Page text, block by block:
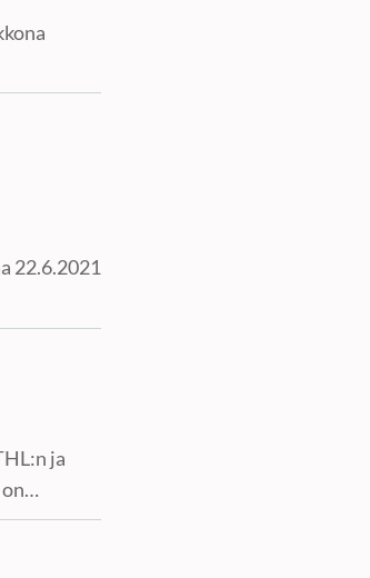
22.6.2021
ja
on…